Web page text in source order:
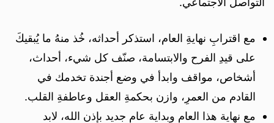
مع اقترابِ نهايةِ العام، استذكر أحداثه، خُذ منهُ ما يُبقيكَ
على قيدِ الفرح والابتسامة، صنّف كل شيء، أحداث،
أشخاص، مواقف وابدأ في وضع أجندة تخدمك في
القادم من العمرِ، وازن بحكمةِ العقل وعاطفةِ القلب.
مع نهاية هذا العام وبداية عام جديد بإذن الله، لابد